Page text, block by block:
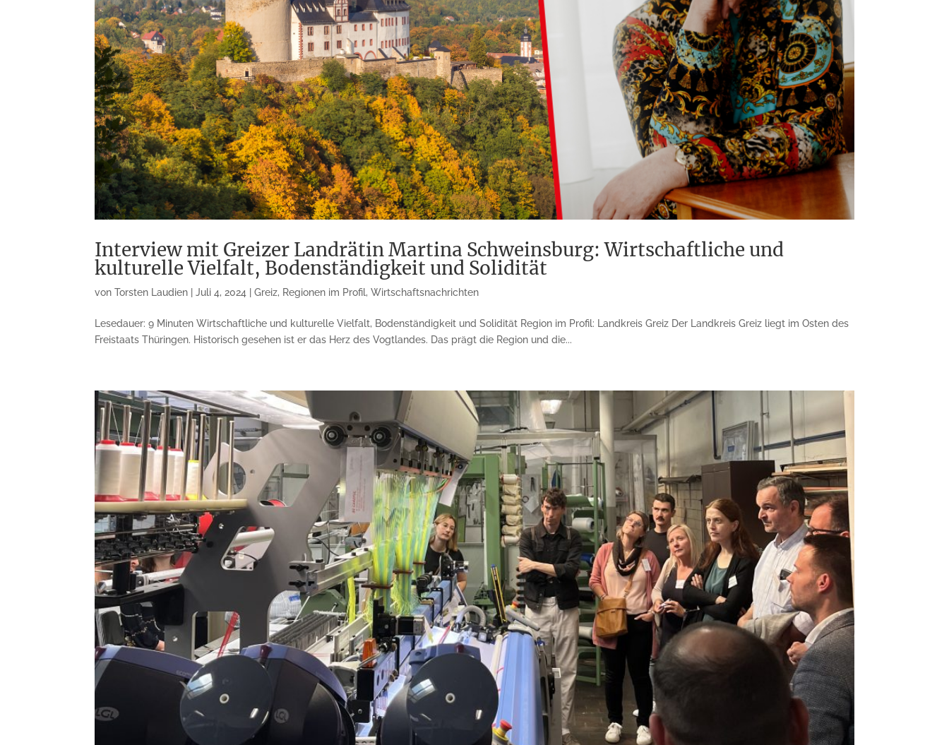
Interview mit Greizer Landrätin Martina Schweinsburg: Wirtschaftliche und
kulturelle Vielfalt, Bodenständigkeit und Solidität
vonTorsten Laudien |Juli 4, 2024 |Greiz, Regionen im Profil,Wirtschaftsnachrichten
Lesedauer: 9 Minuten Wirtschaftliche und kulturelle Vielfalt, Bodenständigkeit und Solidität Region im Profil: Landkreis Greiz Der Landkreis Greiz liegt im Osten des
Freistaats Thüringen. Historisch gesehen ist er das Herz des Vogtlandes. Das prägt die Region und die...